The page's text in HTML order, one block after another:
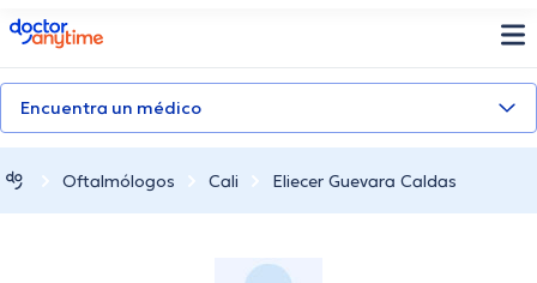
doctoranytime
Encuentra un médico
Oftalmólogos Cali Eliecer Guevara Caldas